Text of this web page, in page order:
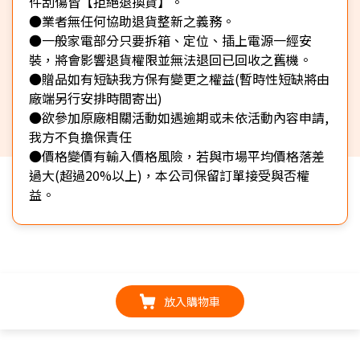
●業者無任何協助退貨整新之義務。
●一般家電部分只要拆箱、定位、插上電源一經安
裝，將會影響退貨權限並無法退回已回收之舊機。
●贈品如有短缺我方保有變更之權益(暫時性短缺將由
廠端另行安排時間寄出)
●欲參加原廠相關活動如遇逾期或未依活動內容申請,
我方不負擔保責任
●價格變價有輸入價格風險，若與市場平均價格落差
過大(超過20%以上)，本公司保留訂單接受與否權
益。
放入購物車